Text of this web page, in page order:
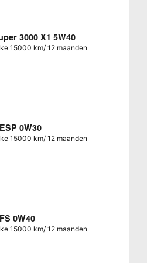
3000 X1 5W40
15000 km/ 12 maanden
0W30
15000 km/ 12 maanden
0W40
15000 km/ 12 maanden